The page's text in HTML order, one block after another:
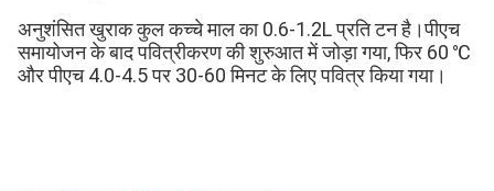
अनुशंसित खुराक कुल कच्चे माल का 0.6-1.2L प्रति टन है।पीएच
समायोजन के बाद पवित्रीकरण की शुरुआत में जोड़ा गया, फिर 60 ℃
और पीएच 4.0-4.5 पर 30-60 मिनट के लिए पवित्र किया गया।